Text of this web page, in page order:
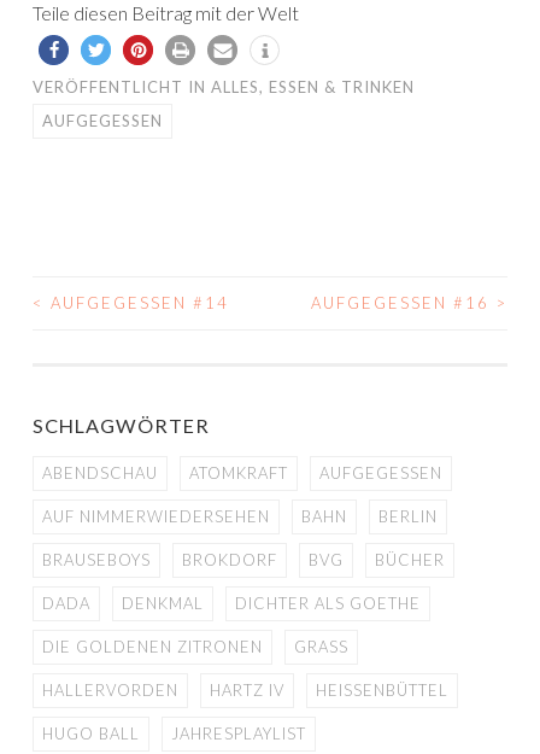
Teile diesen Beitrag mit der Welt
VERÖFFENTLICHT IN ALLES, ESSEN & TRINKEN
AUFGEGESSEN
BEITRAGS-
< AUFGEGESSEN #14 AUFGEGESSEN #16 >
SCHLAGWÖRTER
ABENDSCHAU ATOMKRAFT AUFGEGESSEN
AUF NIMMERWIEDERSEHEN BAHN BERLIN
BRAUSEBOYS BROKDORF BVG BÜCHER
DADA DENKMAL DICHTER ALS GOETHE
DIE GOLDENEN ZITRONEN GRASS
HALLERVORDEN HARTZ IV HEISSENBÜTTEL
HUGO BALL JAHRESPLAYLIST